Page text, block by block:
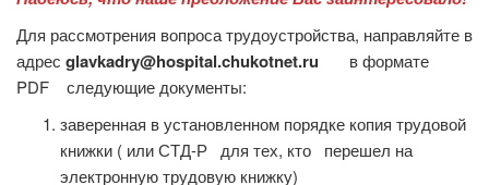
Для рассмотрения вопроса трудоустройства, направляйте в
адрес glavkadry@hospital.chukotnet.ru в формате
PDF следующие документы:
заверенная в установленном порядке копия трудовой
книжки ( или СТД-Р для тех, кто перешел на
электронную трудовую книжку)